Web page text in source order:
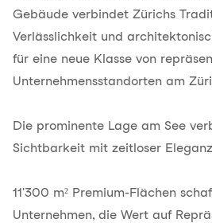
Gebäude verbindet Zürichs
Verlässlichkeit und
für eine neue Klasse von
Unternehmensstandorten am
Die prominente Lage am See
Sichtbarkeit mit zeitloser
11'300 m² Premium-Flächen
Unternehmen, die Wert auf